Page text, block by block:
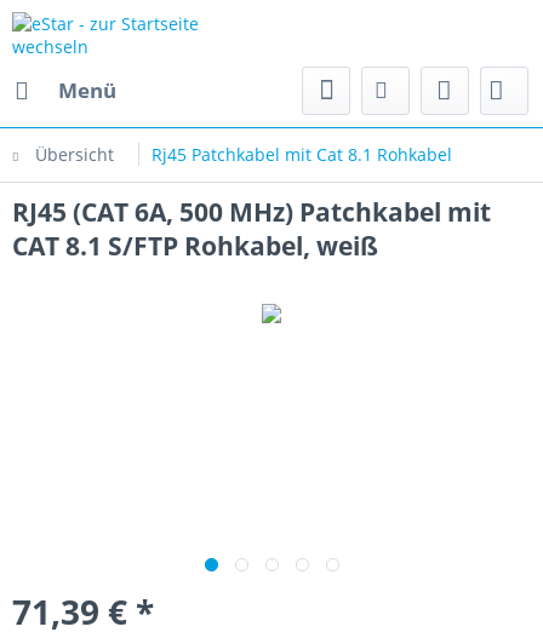
Menü
Übersicht Rj45 Patchkabel mit Cat 8.1 Rohkabel
RJ45 (CAT 6A, 500 MHz) Patchkabel mit
CAT 8.1 S/FTP Rohkabel, weiß
71,39 € *